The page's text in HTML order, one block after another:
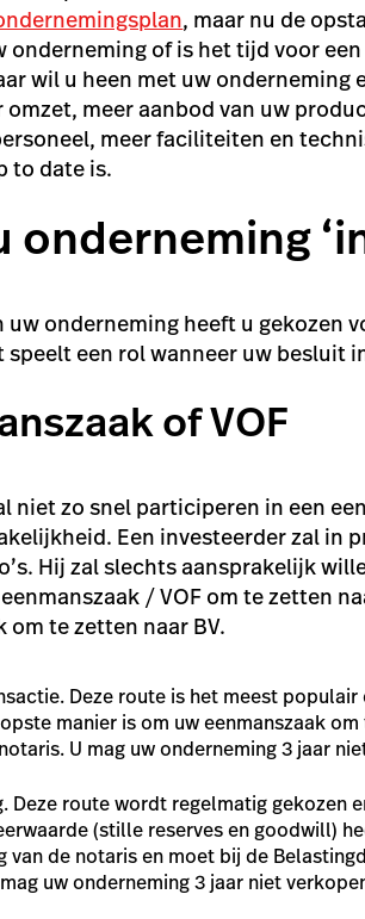
, maar nu de
onderneming of is het tijd voor
wil u heen met uw onderneming
omzet, meer aanbod van uw
meer faciliteiten en
to date is.
onderneming
onderneming heeft u gekozen
een rol wanneer uw besluit
of VOF
niet zo snel participeren in een
Een investeerder zal in
Hij zal slechts aansprakelijk
/ VOF om te zetten
om te zetten naar BV.
Deze route is het meest
manier is om uw eenmanszaak
U mag uw onderneming 3 jaar
Deze route wordt regelmatig gekozen
(stille reserves en goodwill)
van de notaris en moet bij de
uw onderneming 3 jaar niet